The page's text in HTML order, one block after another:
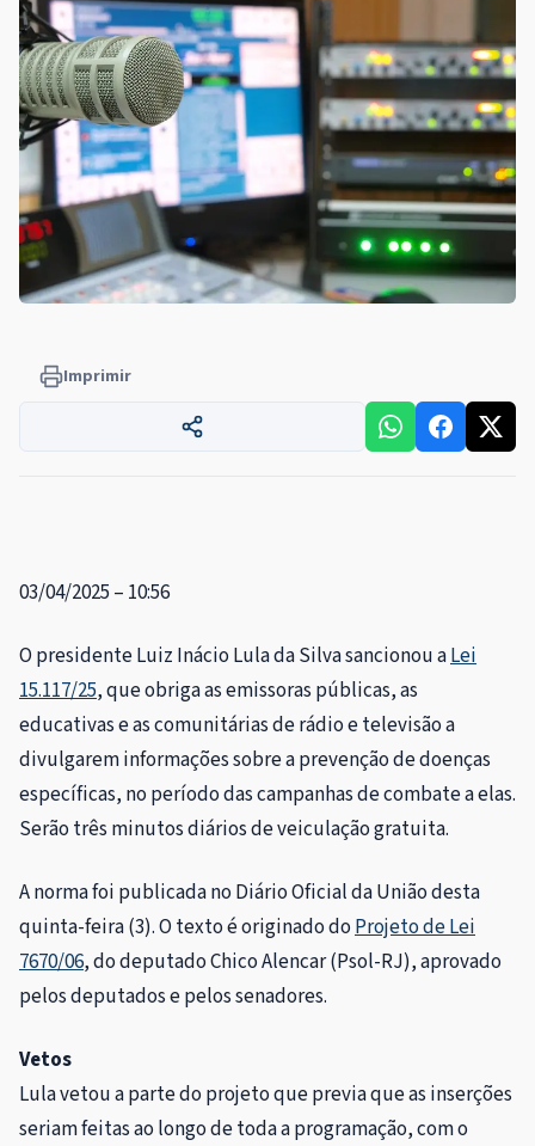
Imprimir
03/04/2025 – 10:56
O presidente Luiz Inácio Lula da Silva sancionou aLei
15.117/25, que obriga as emissoras públicas, as
educativas e as comunitárias de rádio e televisão a
divulgarem informações sobre a prevenção de doenças
específicas, no período das campanhas de combate a elas.
Serão três minutos diários de veiculação gratuita.
A norma foi publicada no Diário Oficial da União desta
quinta-feira (3). O texto é originado doProjeto de Lei
7670/06, do deputado Chico Alencar (Psol-RJ), aprovado
pelos deputados e pelos senadores.
Vetos
Lula vetou a parte do projeto que previa que as inserções
seriam feitas ao longo de toda a programação, com o